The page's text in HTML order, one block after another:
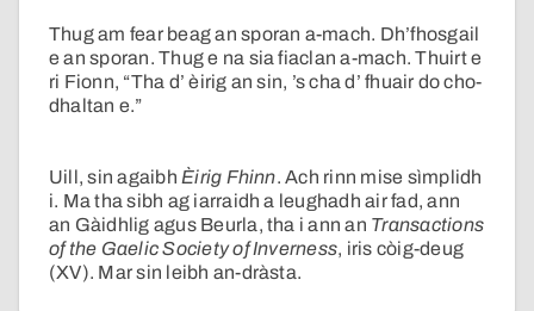
Thug am fear beag an sporan a-mach. Dh’fhosgail
e an sporan. Thug e na sia fiaclan a-mach. Thuirt e
ri Fionn, “Tha d’ èirig an sin, ’s cha d’ fhuair do cho-
dhaltan e.”
Uill, sin agaibhÈirig Fhinn. Ach rinn mise sìmplidh
i. Ma tha sibh ag iarraidh a leughadh air fad, ann
an Gàidhlig agus Beurla, tha i ann an Transactions
of the Gaelic Society of Inverness, iris còig-deug
(XV). Mar sin leibh an-dràsta.